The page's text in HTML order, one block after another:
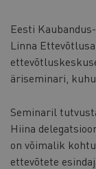
Eesti
Linna
äriseminari,
Seminaril
Hiina
on võimalik
ettevõtete